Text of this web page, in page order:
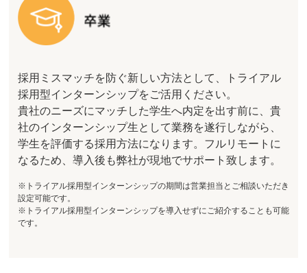
採用ミスマッチを防ぐ新しい方法として、トライアル
採用型インターンシップをご活用ください。
貴社のニーズにマッチした学生へ内定を出す前に、貴
社のインターンシップ生として業務を遂行しながら、
学生を評価する採用方法になります。フルリモートに
なるため、導入後も弊社が現地でサポート致します。
※トライアル採用型インターンシップの期間は営業担当とご相談いただき
設定可能です。
※トライアル採用型インターンシップを導入せずにご紹介することも可能
です。